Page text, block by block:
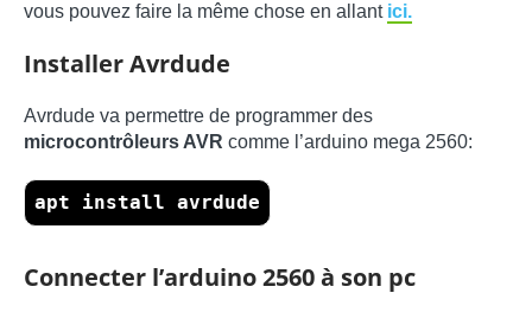
vous pouvez faire la même chose en allant ici.
Installer Avrdude
Avrdude va permettre de programmer des
microcontrôleurs AVR comme l’arduino mega 2560:
apt install avrdude
Connecter l’arduino 2560 à son pc